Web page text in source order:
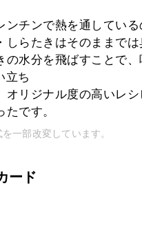
ンチンで熱を通してい
しらたきはそのままで
の水分を飛ばすことで
立ち
オリジナル度の高いレ
です。
一部改変しています。
ード